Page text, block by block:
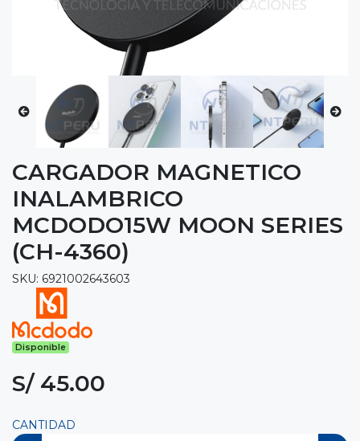
CARGADOR MAGNETICO
INALAMBRICO
MCDODO15W MOON SERIES
(CH-4360)
SKU: 6921002643603
Disponible
S/ 45.00
CANTIDAD